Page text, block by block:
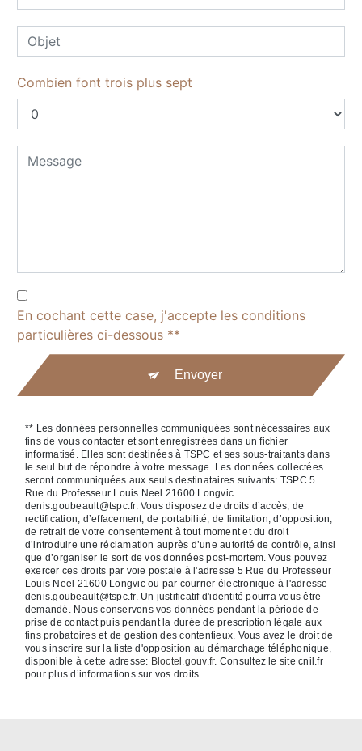
Combien font trois plus sept
En cochant cette case, j'accepte les conditions
particulières ci-dessous **
Envoyer
** Les données personnelles communiquées sont nécessaires aux
fins de vous contacter et sont enregistrées dans un fichier
informatisé. Elles sont destinées à TSPC et ses sous-traitants dans
le seul but de répondre à votre message. Les données collectées
seront communiquées aux seuls destinataires suivants: TSPC 5
Rue du Professeur Louis Neel 21600 Longvic
denis.goubeault@tspc.fr. Vous disposez de droits d’accès, de
rectification, d’effacement, de portabilité, de limitation, d’opposition,
de retrait de votre consentement à tout moment et du droit
d’introduire une réclamation auprès d’une autorité de contrôle, ainsi
que d’organiser le sort de vos données post-mortem. Vous pouvez
exercer ces droits par voie postale à l'adresse 5 Rue du Professeur
Louis Neel 21600 Longvic ou par courrier électronique à l'adresse
denis.goubeault@tspc.fr. Un justificatif d'identité pourra vous être
demandé. Nous conservons vos données pendant la période de
prise de contact puis pendant la durée de prescription légale aux
fins probatoires et de gestion des contentieux. Vous avez le droit de
vous inscrire sur la liste d'opposition au démarchage téléphonique,
disponible à cette adresse: Bloctel.gouv.fr. Consultez le site cnil.fr
pour plus d’informations sur vos droits.